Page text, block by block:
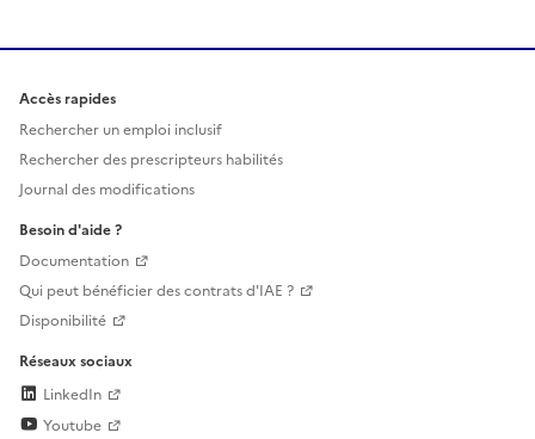
Accès rapides
Rechercher un emploi inclusif
Rechercher des prescripteurs habilités
Journal des modifications
Besoin d'aide ?
Documentation
Qui peut bénéficier des contrats d'IAE ?
Disponibilité
Réseaux sociaux
LinkedIn
Youtube